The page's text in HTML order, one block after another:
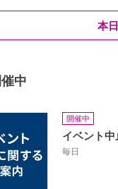
本日
中
開催中
イベント
毎日